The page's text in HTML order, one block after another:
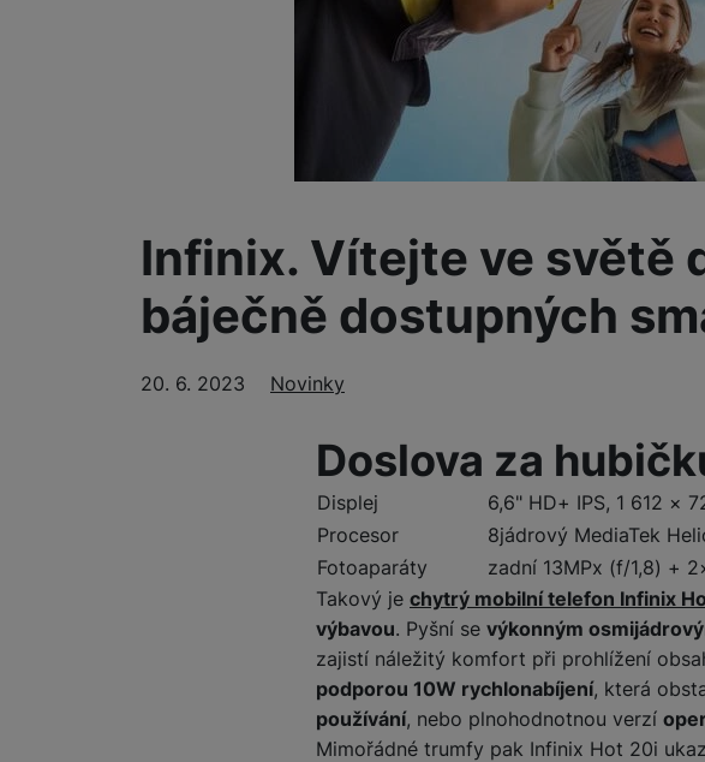
Foto
Smart
Péče o zdraví a tělo
Dárkové poukázky iSpace
Vrácené zboží
Infinix. Vítejte ve světě
báječně dostupných
20. 6. 2023 Rubriky
Novinky
Doslova za
Displej
6,6" HD+ IPS, 1 612 ×
Procesor
8jádrový MediaTek
Fotoaparáty
zadní 13MPx (f/1,8) +
Takový je chytrý mobilní telefon Infinix
výbavou. Pyšní se výkonným
zajistí náležitý komfort při prohlížení
podporou 10W rychlonabíjení, která
používání, nebo plnohodnotnou verzí
Mimořádné trumfy pak Infinix Hot 20i